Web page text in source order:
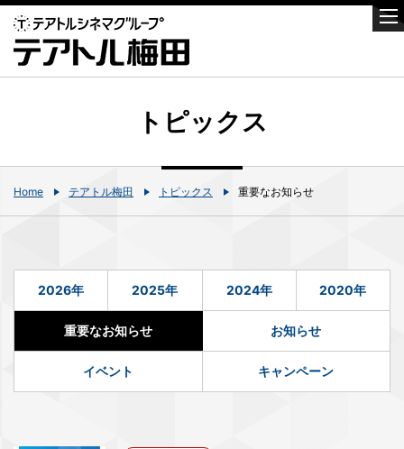
トピックス
Home テアトル梅田 トピックス 重要なお知らせ
2026年 2025年 2024年 2020年
重要なお知らせ お知らせ
イベント キャンペーン